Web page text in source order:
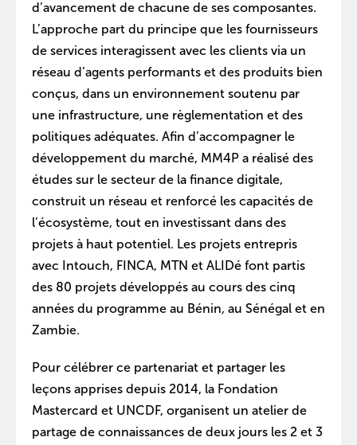
d’avancement de chacune de ses composantes.
L’approche part du principe que les fournisseurs
de services interagissent avec les clients via un
réseau d’agents performants et des produits bien
conçus, dans un environnement soutenu par
une infrastructure, une règlementation et des
politiques adéquates. Afin d’accompagner le
développement du marché, MM4P a réalisé des
études sur le secteur de la finance digitale,
construit un réseau et renforcé les capacités de
l’écosystème, tout en investissant dans des
projets à haut potentiel. Les projets entrepris
avec Intouch, FINCA, MTN et ALIDé font partis
des 80 projets développés au cours des cinq
années du programme au Bénin, au Sénégal et en
Zambie.
Pour célébrer ce partenariat et partager les
leçons apprises depuis 2014, la Fondation
Mastercard et UNCDF, organisent un atelier de
partage de connaissances de deux jours les 2 et 3